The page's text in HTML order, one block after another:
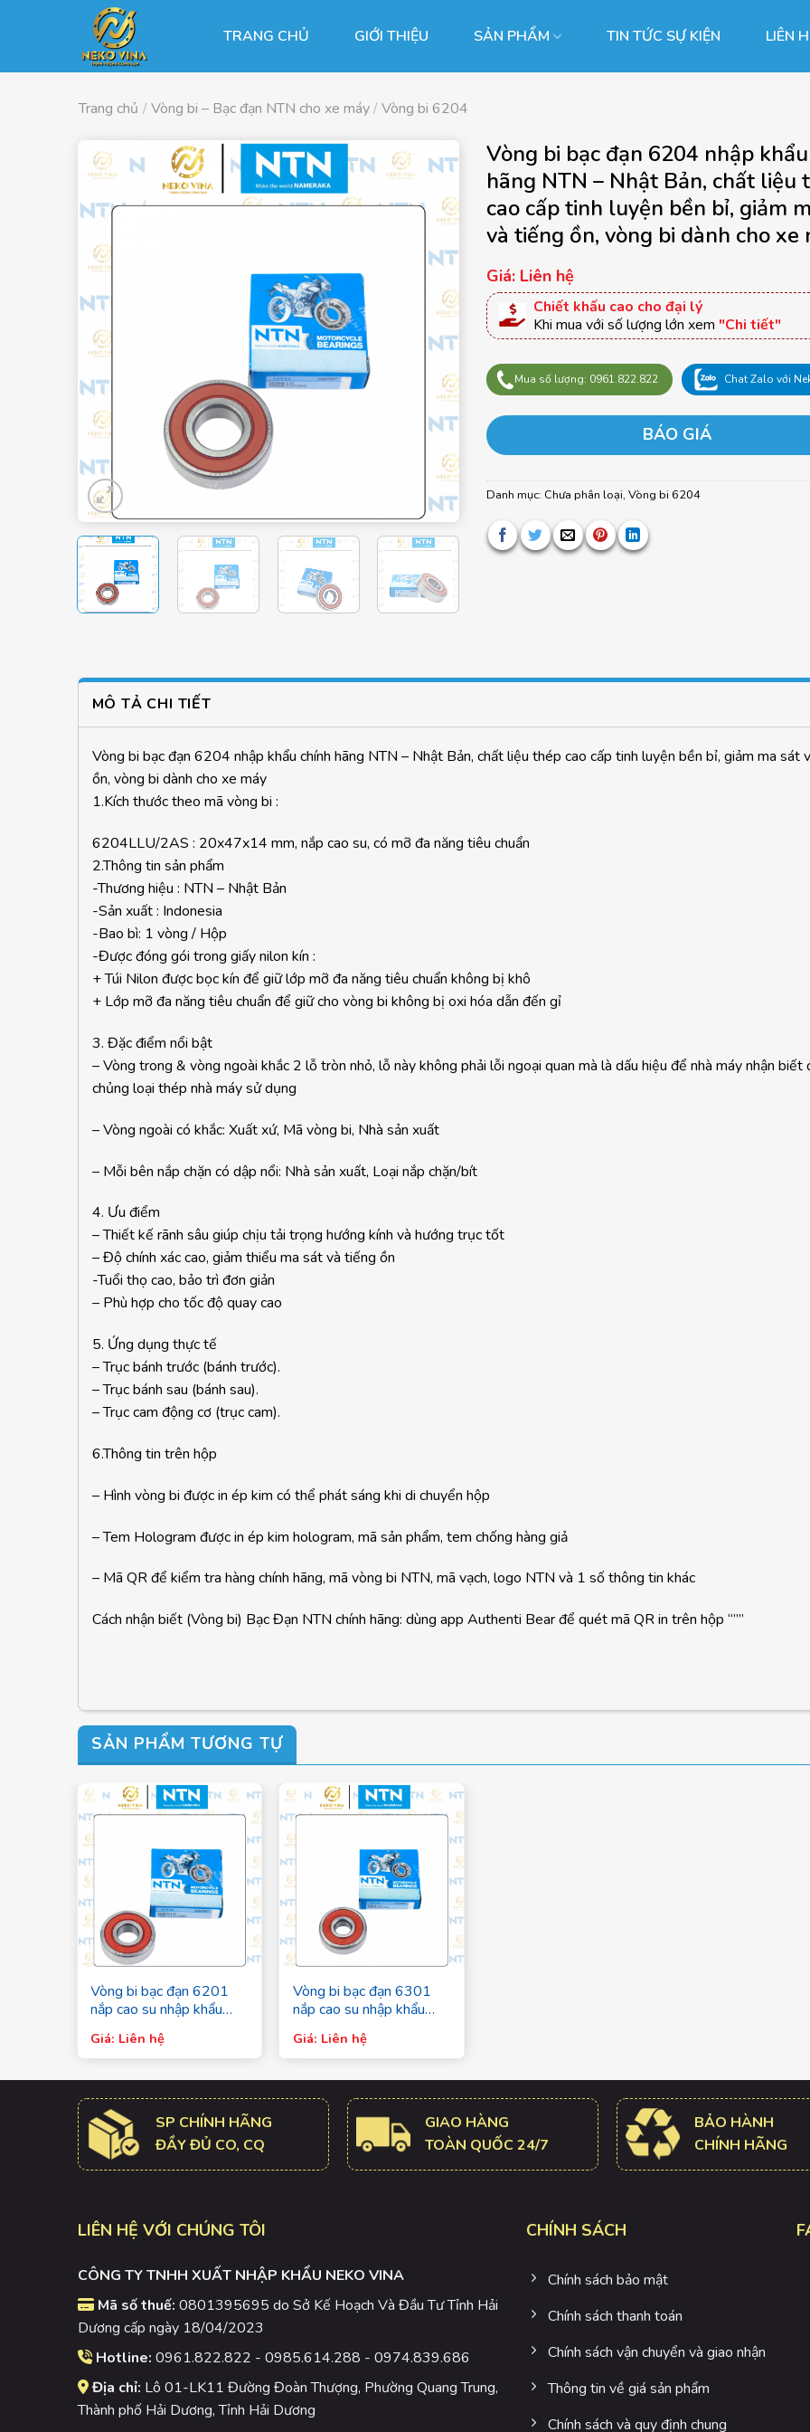
dung
TRANG CHỦ GIỚI THIỆU SẢN PHẨM TIN TỨC SỰ KIỆN LIÊN
Trang chủ / Vòng bi – Bạc đạn NTN cho xe máy / Vòng bi 6204
Vòng bi bạc đạn 6204 nhập
hãng NTN – Nhật Bản, chất liệu
cao cấp tinh luyện bền bỉ, giảm
và tiếng ồn, vòng bi dành cho xe
Giá: Liên hệ
Chiết khấu cao cho đại lý
Khi mua với số lượng lớn xem "Chi tiết"
Mua số lượng: 0961.822.822 Chat Zalo với
BÁO GIÁ
Danh mục: Chưa phân loại, Vòng bi 6204
MÔ TẢ CHI TIẾT
Vòng bi bạc đạn 6204 nhập khẩu chính hãng NTN – Nhật Bản, chất liệu thép cao cấp tinh luyện bền bỉ, giảm ma sát
ồn, vòng bi dành cho xe máy
1.Kích thước theo mã vòng bi :
6204LLU/2AS : 20x47x14 mm, nắp cao su, có mỡ đa năng tiêu chuẩn
2.Thông tin sản phẩm
-Thương hiệu : NTN – Nhật Bản
-Sản xuất : Indonesia
-Bao bì: 1 vòng / Hộp
-Được đóng gói trong giấy nilon kín :
+ Túi Nilon được bọc kín để giữ lớp mỡ đa năng tiêu chuẩn không bị khô
+ Lớp mỡ đa năng tiêu chuẩn để giữ cho vòng bi không bị oxi hóa dẫn đến gỉ
3. Đặc điểm nổi bật
– Vòng trong & vòng ngoài khắc 2 lỗ tròn nhỏ, lỗ này không phải lỗi ngoại quan mà là dấu hiệu để nhà máy nhận biết
chủng loại thép nhà máy sử dụng
– Vòng ngoài có khắc: Xuất xứ, Mã vòng bi, Nhà sản xuất
– Mỗi bên nắp chặn có dập nổi: Nhà sản xuất, Loại nắp chặn/bít
4. Ưu điểm
– Thiết kế rãnh sâu giúp chịu tải trọng hướng kính và hướng trục tốt
– Độ chính xác cao, giảm thiểu ma sát và tiếng ồn
-Tuổi thọ cao, bảo trì đơn giản
– Phù hợp cho tốc độ quay cao
5. Ứng dụng thực tế
– Trục bánh trước (bánh trước).
– Trục bánh sau (bánh sau).
– Trục cam động cơ (trục cam).
6.Thông tin trên hộp
– Hình vòng bi được in ép kim có thể phát sáng khi di chuyển hộp
– Tem Hologram được in ép kim hologram, mã sản phẩm, tem chống hàng giả
– Mã QR để kiểm tra hàng chính hãng, mã vòng bi NTN, mã vạch, logo NTN và 1 số thông tin khác
Cách nhận biết (Vòng bi) Bạc Đạn NTN chính hãng: dùng app Authenti Bear để quét mã QR in trên hộp “””
SẢN PHẨM TƯƠNG TỰ
Vòng bi bạc đạn 6201
nắp cao su nhập khẩu
chính hãng NTN – Nhật
Bản, chất liệu thép cao
cấp tinh luyện bền bỉ,
giảm ma sát và tiếng ồn,
vòng bi dành cho xe máy
Giá: Liên hệ
Vòng bi bạc đạn 6301
nắp cao su nhập khẩu
chính hãng NTN – Nhật
Bản, chất liệu thép cao
cấp tinh luyện bền bỉ,
giảm ma sát và tiếng ồn,
vòng bi dành cho xe máy
Giá: Liên hệ
SP CHÍNH HÃNG
ĐẦY ĐỦ CO, CQ
GIAO HÀNG
TOÀN QUỐC 24/7
BẢO HÀNH
CHÍNH HÃNG
LIÊN HỆ VỚI CHÚNG TÔI
CÔNG TY TNHH XUẤT NHẬP KHẨU NEKO VINA
Mã số thuế: 0801395695 do Sở Kế Hoạch Và Đầu Tư Tỉnh Hải
Dương cấp ngày 18/04/2023
Hotline: 0961.822.822 - 0985.614.288 - 0974.839.686
Địa chỉ: Lô 01-LK11 Đường Đoàn Thượng, Phường Quang Trung,
Thành phố Hải Dương, Tỉnh Hải Dương
CHÍNH SÁCH
Chính sách bảo mật
Chính sách thanh toán
Chính sách vận chuyển và giao nhận
Thông tin về giá sản phẩm
Chính sách và quy định chung